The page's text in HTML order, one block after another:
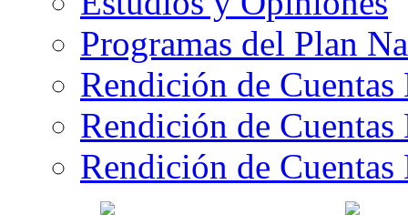
Programas del Plan
Rendición de Cuentas
Rendición de Cuentas
Rendición de